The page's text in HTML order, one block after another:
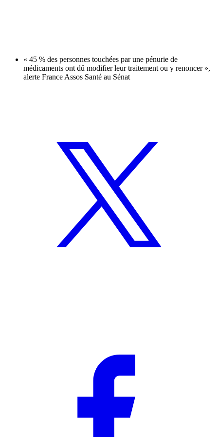
« 45 % des personnes touchées par une pénurie de
médicaments ont dû modifier leur traitement ou y renoncer »,
alerte France Assos Santé au Sénat